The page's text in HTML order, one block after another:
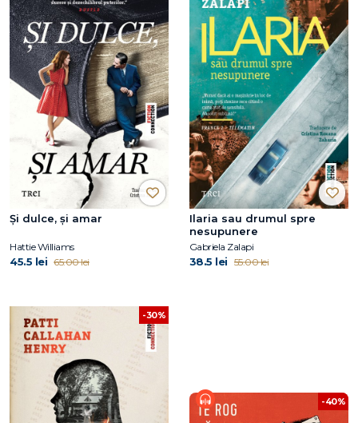
Și dulce, și amar
Hattie Williams
45.5 lei 65.00 lei
Ilaria sau drumul spre
nesupunere
Gabriela Zalapi
38.5 lei 55.00 lei
-30%
-40%